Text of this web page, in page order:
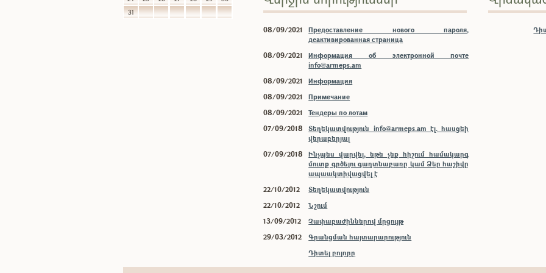
31
08/09/2021
Предоставление нового пароля,
деактивированная страница
08/09/2021
Информация об электронной почте
info@armeps.am
08/09/2021
Информация
08/09/2021
Примечание
08/09/2021
Тендеры по лотам
07/09/2018
Տեղեկատվություն info@armeps.am էլ. հասցեի
վերաբերյալ
07/09/2018
Ինչպես վարվել, եթե չեք հիշում համակարգ
մուտք գրծելու գաղտնաբառը կամ Ձեր հաշիվը
ապաակտիվացվել է
22/10/2012
Տեղեկատվություն
22/10/2012
Նշում
13/09/2012
Չափաբաժիններով մրցույթ
29/03/2012
Գրանցման հայտարարություն
Դիտել բոլորը